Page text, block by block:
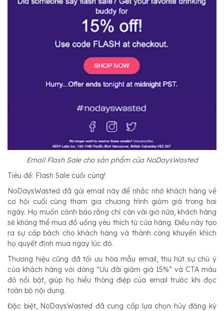
Email Flash Sale cho sản phẩm của NoDaysWasted
Tiêu đề: Flash Sale cuối cùng!
NoDaysWasted đã gửi email này để nhắc nhở khách hàng về
cơ hội cuối cùng tham gia chương trình giảm giá trong hai
ngày. Họ muốn cảnh báo rằng chỉ còn vài giờ nữa, khách hàng
sẽ không thể mua đồ uống yêu thích từ cửa hàng. Điều này tạo
ra sự cấp bách cho khách hàng và thành công khuyến khích
họ quyết định mua ngay lúc đó.
Thương hiệu cũng đã tối ưu hóa mẫu email, thu hút sự chú ý
của khách hàng với dòng “Ưu đãi giảm giá 15%” và CTA màu
đỏ nổi bật, giúp họ hiểu thông điệp của email trước khi đọc
toàn bộ nội dung.
Đặc biệt, NoDaysWasted đã cung cấp lựa chọn hủy đăng ký